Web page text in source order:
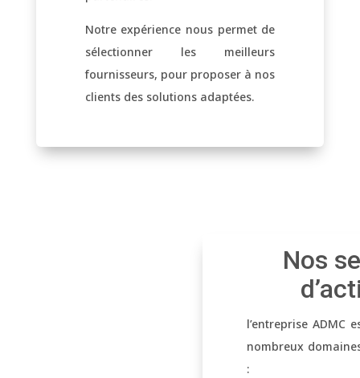
Notre expérience nous permet de
sélectionner les meilleurs
fournisseurs, pour proposer à nos
clients des solutions adaptées.
Nos
l’entreprise ADMC
nombreux
: